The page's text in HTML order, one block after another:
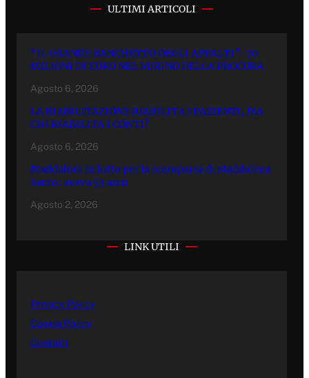
ULTIMI ARTICOLI
“IL GRANDE BANCHETTO DEGLI APPALTI”: 70
MILIONI DI EURO NEL MIRINO DELLA PROCURA.
Agosto 6, 2026
LA RIABILITAZIONE RIABILITA I PAZIENTI, MA
CHI RIABILITA I CONTI?
Agosto 6, 2026
Maddaloni in lutto per la scomparsa di Maddalena
Santo: aveva 53 anni
Agosto 2, 2026
LINK UTILI
Privacy Policy
Cookie Policy
Contatti